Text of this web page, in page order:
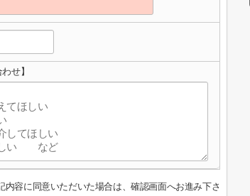
せ】
内容に同意いただいた場合は、確認画面へお進み下さ